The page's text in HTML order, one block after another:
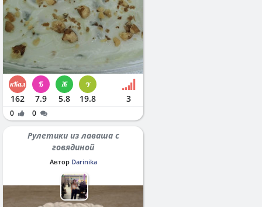
162 7.9 5.8 19.8 3
0 0
Рулетики из лаваша с
говядиной
Автор Darinika